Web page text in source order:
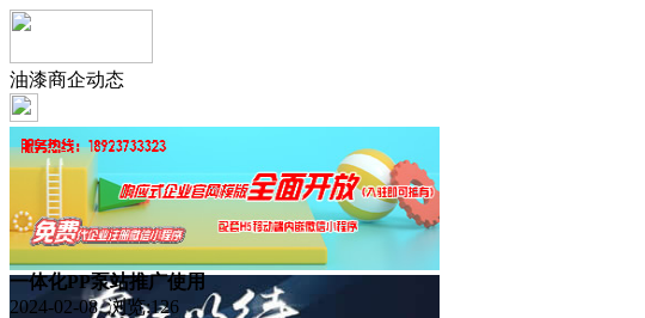
油漆商企动态
一体化PP泵站推广使用
2024-02-08 浏览:126